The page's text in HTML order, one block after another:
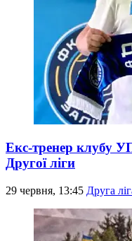
Екс-тренер клубу
Другої ліги
29 червня, 13:45 Друга